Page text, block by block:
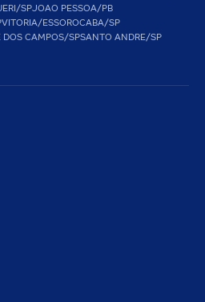
SPJOAO PESSOA/PB
VITORIA/ESSOROCABA/SP
DOS CAMPOS/SPSANTO ANDRE/SP